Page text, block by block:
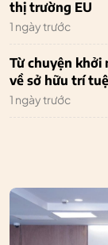
thị trường EU
1 ngày trước
Từ chuyện khởi
về sở hữu trí
1 ngày trước